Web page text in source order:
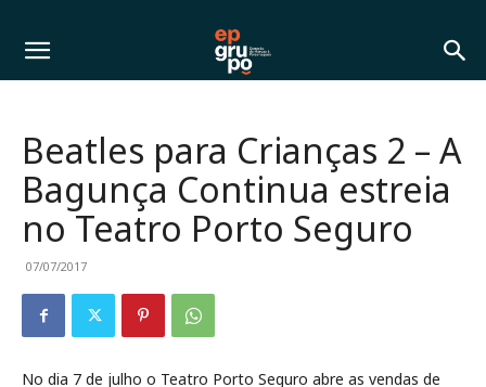
Beatles para Crianças 2 – A
Bagunça Continua estreia
no Teatro Porto Seguro
07/07/2017
No dia 7 de julho o Teatro Porto Seguro abre as vendas de